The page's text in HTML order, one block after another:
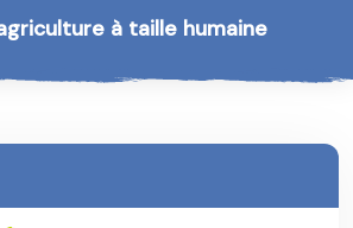
à taille humaine